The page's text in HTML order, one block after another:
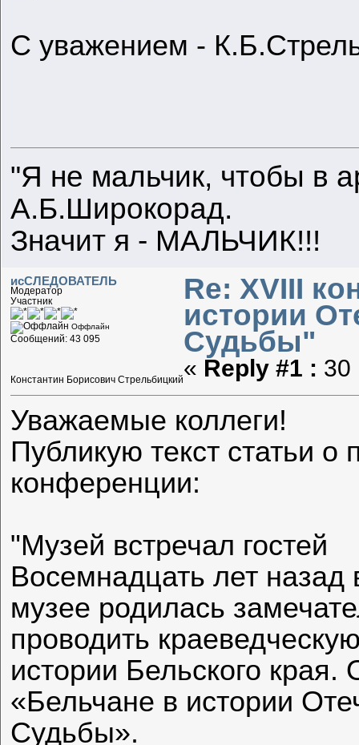
С уважением -
"Я не мальчик, чтобы в
А.Б.Широкорад.
Значит я - МАЛЬЧИК!!!
исСЛЕДОВАТЕЛЬ
Модератор
Участник
Оффлайн
Сообщений: 43 095
Константин Борисович Стрельбицкий
Re: XVIII
истории
Судьбы"
« Reply #1 : 30
Уважаемые коллеги!
Публикую текст статьи
конференции:
"Музей встречал гостей
Восемнадцать лет назад
музее родилась
проводить
истории Бельского
«Бельчане в истории
Судьбы».